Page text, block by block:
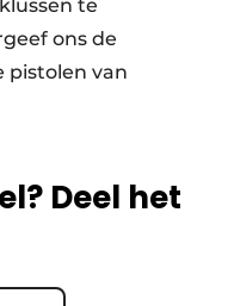
te
ons de
pistolen van
Deel het